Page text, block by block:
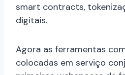
smart contracts,
digitais.
Agora as ferramentas
colocadas em serviço